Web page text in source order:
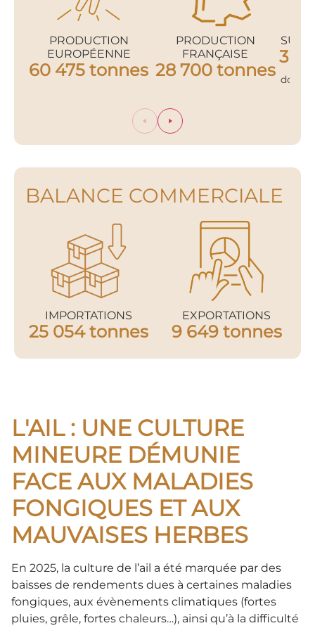
PRODUCTION
EUROPÉENNE
60 475 tonnes
PRODUCTION
FRANÇAISE
28 700 tonnes
3
dont
BALANCE COMMERCIALE
IMPORTATIONS
25 054 tonnes
EXPORTATIONS
9 649 tonnes
L'AIL : UNE CULTURE
MINEURE DÉMUNIE
FACE AUX MALADIES
FONGIQUES ET AUX
MAUVAISES HERBES
En 2025, la culture de l’ail a été marquée par des
baisses de rendements dues à certaines maladies
fongiques, aux évènements climatiques (fortes
pluies, grêle, fortes chaleurs…), ainsi qu’à la difficulté